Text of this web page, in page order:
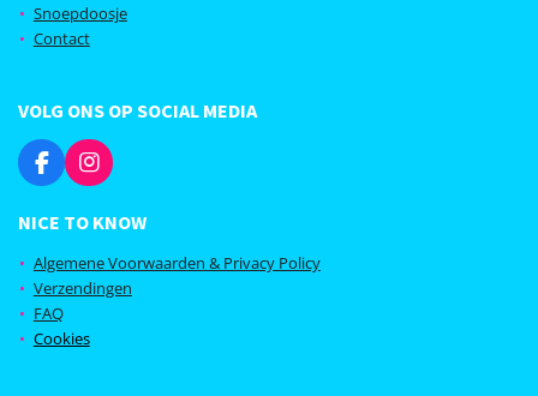
Snoepdoosje
Contact
VOLG ONS OP SOCIAL MEDIA
F
a
c
e
b
o
o
k
I
n
s
a
g
r
m
NICE TO KNOW
Algemene Voorwaarden & Privacy Policy
Verzendingen
FAQ
Cookies